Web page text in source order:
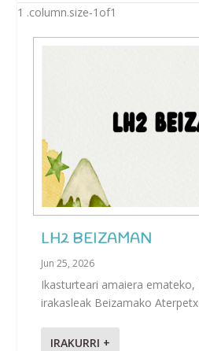
LH2 BEIZAMAN
Jun 25, 2026
Ikasturteari amaiera emateko,
irakasleak Beizamako
IRAKURRI +